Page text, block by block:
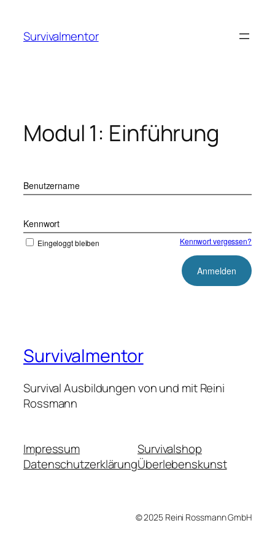
springen
Survivalmentor
Modul 1: Einführung
Benutzername
Kennwort
Eingeloggt bleiben Kennwort vergessen?
Survivalmentor
Survival Ausbildungen von und mit Reini
Rossmann
Impressum
Datenschutzerklärung
Survivalshop
Überlebenskunst
© 2025 Reini Rossmann GmbH